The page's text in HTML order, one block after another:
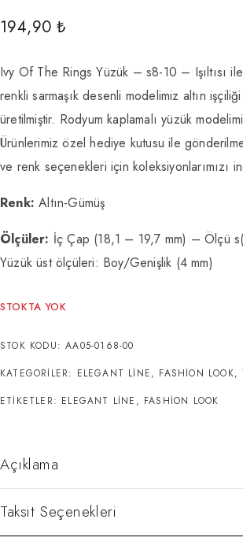
194,90 ₺
Ivy Of The Rings Yüzük – s8-10 – Işıltısı
renkli sarmaşık desenli modelimiz altın
üretilmiştir. Rodyum kaplamalı yüzük
Ürünlerimiz özel hediye kutusu ile
ve renk seçenekleri için koleksiyonlarımızı
Renk: Altın-Gümüş
Ölçüler: İç Çap (18,1 – 19,7 mm) – Ölçü
Yüzük üst ölçüleri: Boy/Genişlik (4 mm)
STOKTA YOK
STOK KODU:AA05-0168-00
KATEGORILER: ELEGANT LINE, FASHION LOOK,
ETIKETLER: ELEGANT LINE , FASHION LOOK
Açıklama
Taksit Seçenekleri